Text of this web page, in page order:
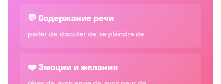
💬 Содержание речи
parler de, discuter de, se plaindre de
❤️ Эмоции и желания